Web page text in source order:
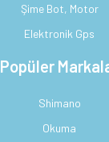
Şime Bot, Motor
Elektronik Gps
Popüler
Shimano
Okuma